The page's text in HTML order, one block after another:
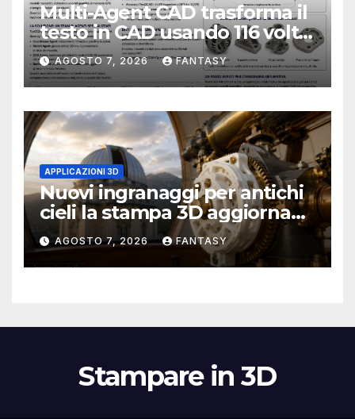
Multi-Agent CAD trasforma il
testo in CAD usando 116 volte
meno token
AGOSTO 7, 2026 FANTASY
APPLICAZIONI 3D
Nuovi ingranaggi per antichi
cieli la stampa 3D aggiorna
un osservatorio del 1930 della
University of Arkansas at
Little Rock
AGOSTO 7, 2026 FANTASY
Stampare in 3D